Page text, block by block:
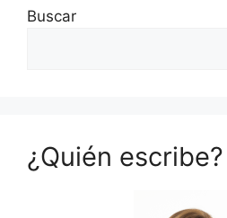
Buscar
¿Quién escribe?